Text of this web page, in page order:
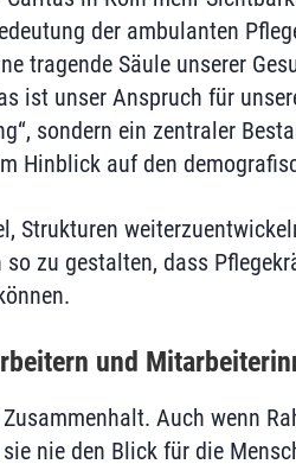
der ambulanten
tragende Säule unserer
ist unser Anspruch für
sondern ein zentraler
Hinblick auf den
Strukturen
zu gestalten, dass
und
Auch wenn
nie den Blick für die